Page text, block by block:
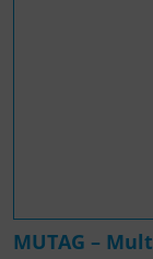
MUTAG –